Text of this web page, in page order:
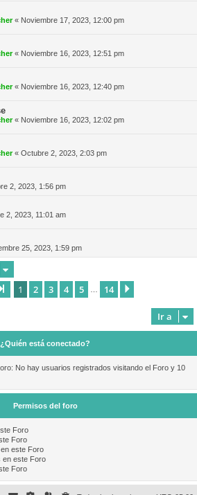
« Noviembre 17, 2023, 12:00 pm
« Noviembre 16, 2023, 12:51 pm
« Noviembre 16, 2023, 12:40 pm
« Noviembre 16, 2023, 12:02 pm
« Octubre 2, 2023, 2:03 pm
2, 2023, 1:56 pm
2, 2023, 11:01 am
25, 2023, 1:59 pm
Página de 14
1 2 3 4 5 14
Ir a
¿Quién está conectado?
No hay usuarios registrados visitando el Foro y 10
Permisos del foro
Foro
Foro
este Foro
en este Foro
Foro